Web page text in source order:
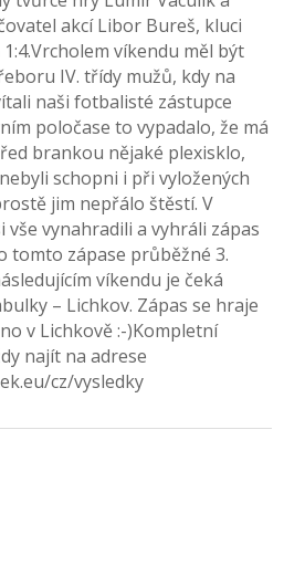
akcí Libor Bureš, kluci
víkendu měl být
IV. třídy mužů, kdy na
naši fotbalisté zástupce
poločase to vypadalo, že má
brankou nějaké plexisklo,
schopni i při vyložených
jim nepřálo štěstí. V
vše vynahradili a vyhráli zápas
tomto zápase průběžné 3.
víkendu je čeká
– Lichkov. Zápas se hraje
v Lichkově :-)Kompletní
najít na adrese
cz/vysledky